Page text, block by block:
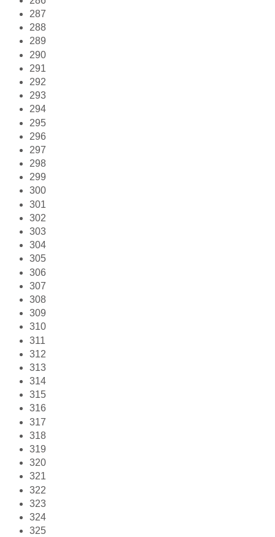
287
288
289
290
291
292
293
294
295
296
297
298
299
300
301
302
303
304
305
306
307
308
309
310
311
312
313
314
315
316
317
318
319
320
321
322
323
324
325